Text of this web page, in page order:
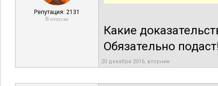
Репутация: 2131
В отпуске
Какие
Обязательно
20 декабря 2016, вторник